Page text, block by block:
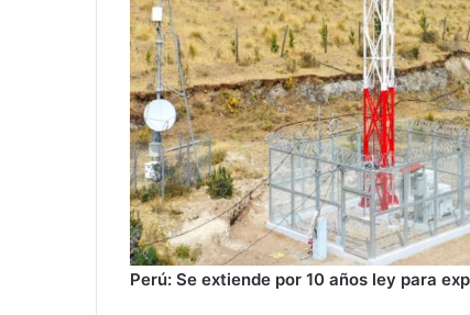
Perú: Se extiende por 10 años ley para